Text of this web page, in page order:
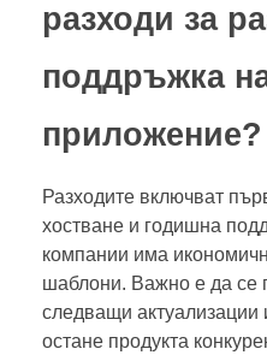
разходи за
поддръжка
приложение?
Разходите включват
хостване и годишна
компании има
шаблони. Важно е да се
следващи актуализации
остане продукта